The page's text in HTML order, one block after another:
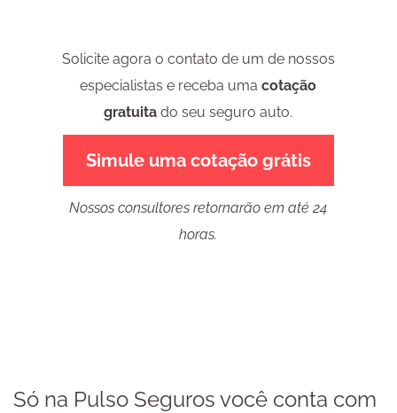
Solicite agora o contato de um de nossos
especialistas e receba umacotação
gratuita do seu seguro auto.
Simule uma cotação grátis
Nossos consultores retornarão em até 24
horas.
Só na Pulso Seguros você conta com